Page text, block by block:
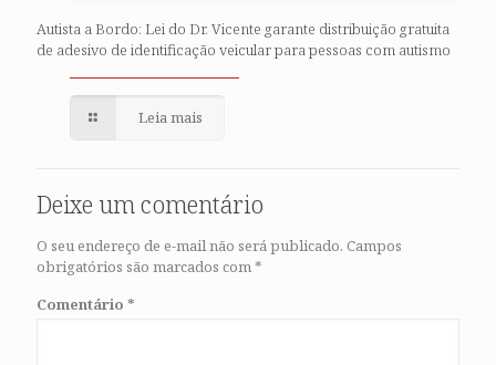
Autista a Bordo: Lei do Dr. Vicente garante distribuição gratuita
de adesivo de identificação veicular para pessoas com autismo
Leia mais
Deixe um comentário
O seu endereço de e-mail não será publicado. Campos
obrigatórios são marcados com*
Comentário *